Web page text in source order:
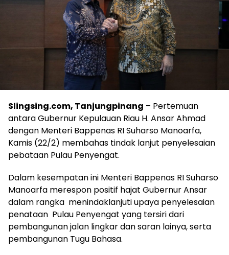
Slingsing.com, Tanjungpinang – Pertemuan
antara Gubernur Kepulauan Riau H. Ansar Ahmad
dengan Menteri Bappenas RI Suharso Manoarfa,
Kamis (22/2) membahas tindak lanjut penyelesaian
pebataan Pulau Penyengat.
Dalam kesempatan ini Menteri Bappenas RI Suharso
Manoarfa merespon positif hajat Gubernur Ansar
dalam rangka menindaklanjuti upaya penyelesaian
penataan Pulau Penyengat yang tersiri dari
pembangunan jalan lingkar dan saran lainya, serta
pembangunan Tugu Bahasa.